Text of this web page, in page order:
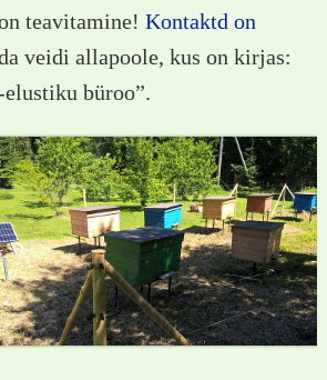
teavitamine! Kontaktd on
veidi allapoole, kus on kirjas:
elustiku büroo”.